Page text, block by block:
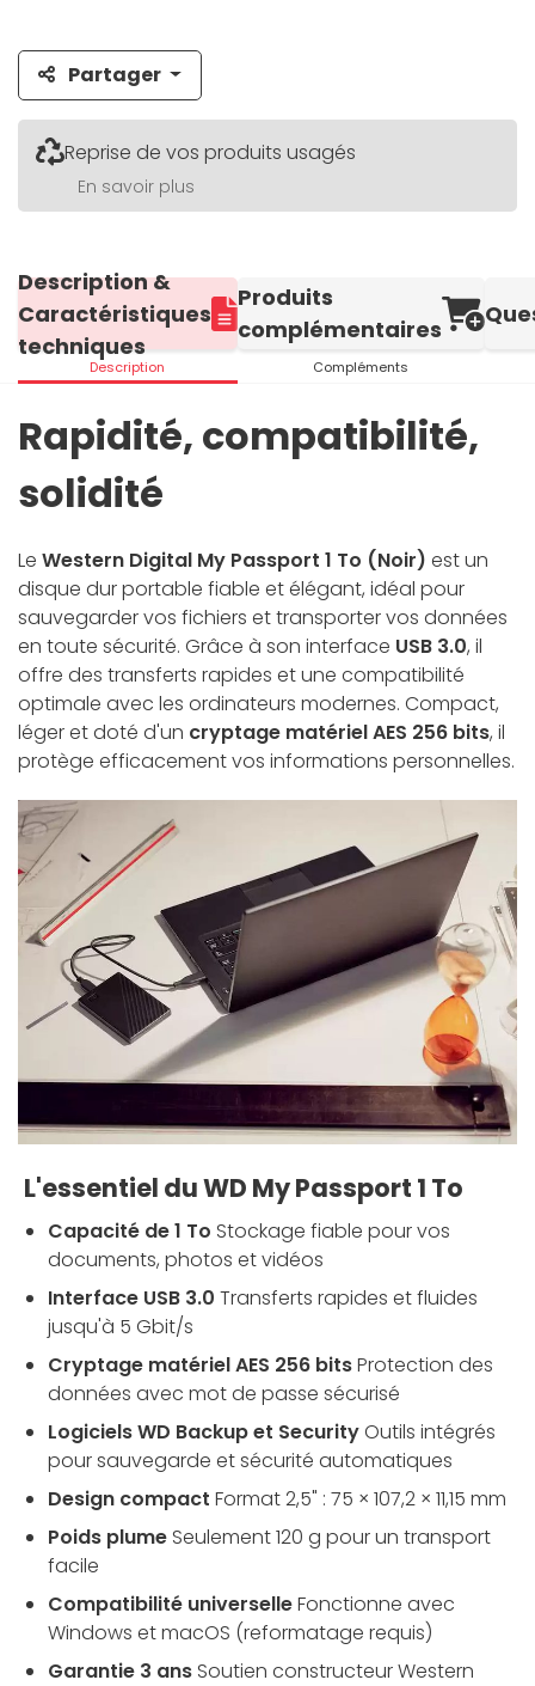
Partager
Reprise de vos produits usagés
En savoir plus
Description &
Caractéristiques
techniques
Description
Produits
complémentaires
Compléments
Rapidité, compatibilité,
solidité
Le Western Digital My Passport 1 To (Noir) est un
disque dur portable fiable et élégant, idéal pour
sauvegarder vos fichiers et transporter vos données
en toute sécurité. Grâce à son interface USB 3.0, il
offre des transferts rapides et une compatibilité
optimale avec les ordinateurs modernes. Compact,
léger et doté d'un cryptage matériel AES 256 bits, il
protège efficacement vos informations personnelles.
L'essentiel du WD My Passport 1 To
Capacité de 1 To Stockage fiable pour vos
documents, photos et vidéos
Interface USB 3.0 Transferts rapides et fluides
jusqu'à 5 Gbit/s
Cryptage matériel AES 256 bitsProtection des
données avec mot de passe sécurisé
Logiciels WD Backup et SecurityOutils intégrés
pour sauvegarde et sécurité automatiques
Design compact Format 2,5" : 75 × 107,2 × 11,15 mm
Poids plume Seulement 120 g pour un transport
facile
Compatibilité universelleFonctionne avec
Windows et macOS (reformatage requis)
Garantie 3 ans Soutien constructeur Western